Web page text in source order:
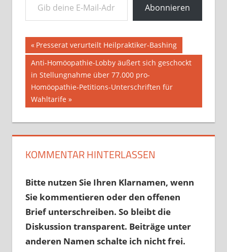
Abonnieren
Beitragsnavigation
Vorheriger
Beitrag:
Presserat verurteilt Heilpraktiker-Bashing
Nächster
Beitrag:
Anti-Homöopathie-Lobby äußert sich geschockt
in Stellungnahme über 77.000 pro-
Homöopathie-Petitions-Unterschriften für
Wahltarife
KOMMENTAR HINTERLASSEN
Bitte nutzen Sie Ihren Klarnamen, wenn
Sie kommentieren oder den offenen
Brief unterschreiben. So bleibt die
Diskussion transparent. Beiträge unter
anderen Namen schalte ich nicht frei.